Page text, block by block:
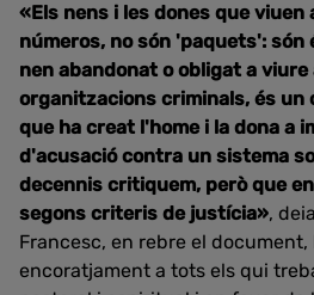
«Els nens i les dones que viuen
números, no són 'paquets': són
nen abandonat o obligat a
organitzacions criminals, és un
que ha creat l'home i la dona a
d'acusació contra un sistema
decennis critiquem, però que
segons criteris de justícia»,
Francesc, en rebre el
encoratjament a tots els qui